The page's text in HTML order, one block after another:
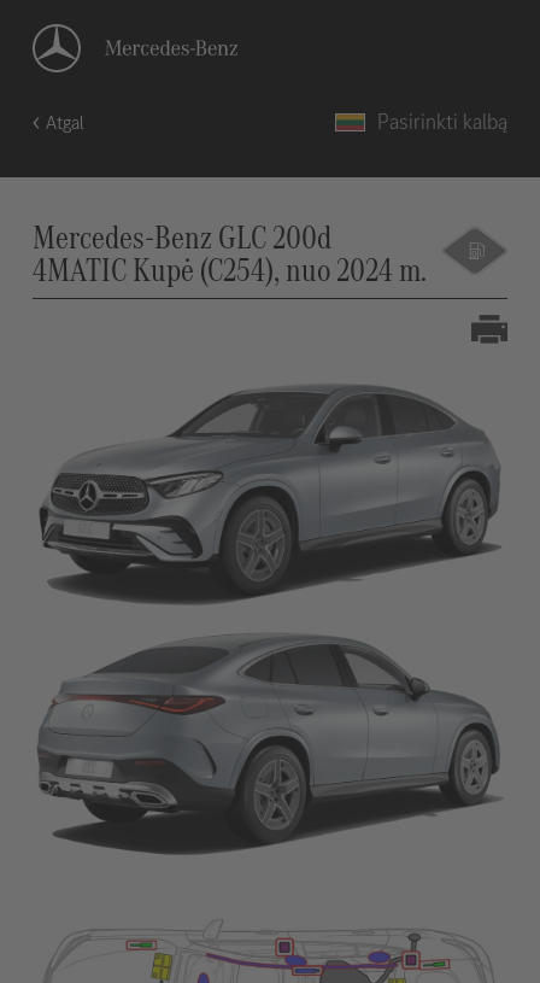
Atgal Pasirinkti kalbą
Mercedes-Benz GLC 200d
4MATIC Kupė (C254), nuo 2024 m.